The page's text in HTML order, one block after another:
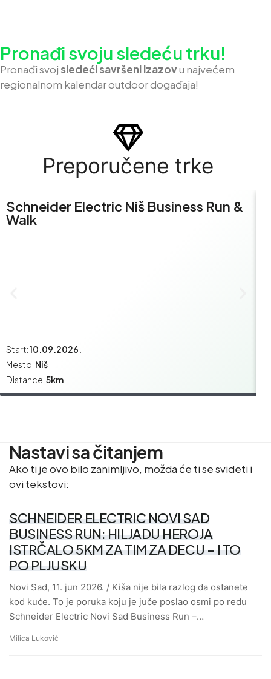
Pronađi svoju sledeću trku!
Pronađi svojsledeći savršeni izazovu najvećem
regionalnom kalendar outdoor događaja!
Preporučene trke
Schneider Electric Niš Business Run &
Walk
Start:10.09.2026.
Mesto: Niš
Distance:5km
Nastavi sa čitanjem
Ako ti je ovo bilo zanimljivo, možda će ti se svideti i
ovi tekstovi:
SCHNEIDER ELECTRIC NOVI SAD
BUSINESS RUN: HILJADU HEROJA
ISTRČALO 5KM ZA TIM ZA DECU – I TO
PO PLJUSKU
Novi Sad, 11. jun 2026. / Kiša nije bila razlog da ostanete
kod kuće. To je poruka koju je juče poslao osmi po redu
Schneider Electric Novi Sad Business Run –…
Milica Luković